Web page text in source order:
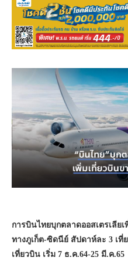
การบินไทยบุกตลาดออสเตรเลีย
ทางภูเก็ต-ซิดนีย์ สัปดาห์ละ 3 เ
เที่ยวบิน เริ่ม 7 ธ.ค.64-25 มี.ค.65